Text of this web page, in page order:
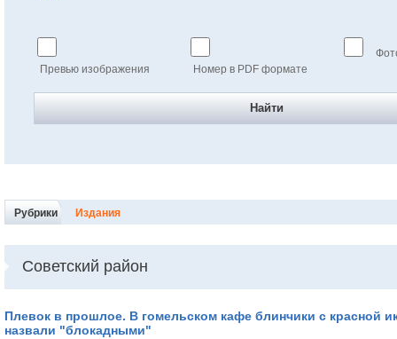
Превью изображения Номер в PDF формате
Найти
Рубрики Издания
Советский район
Плевок в прошлое. В гомельском кафе блинчики с красной
назвали "блокадными"